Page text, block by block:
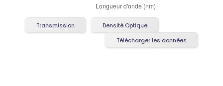
Transmission
Densité Optique
Télécharger les données